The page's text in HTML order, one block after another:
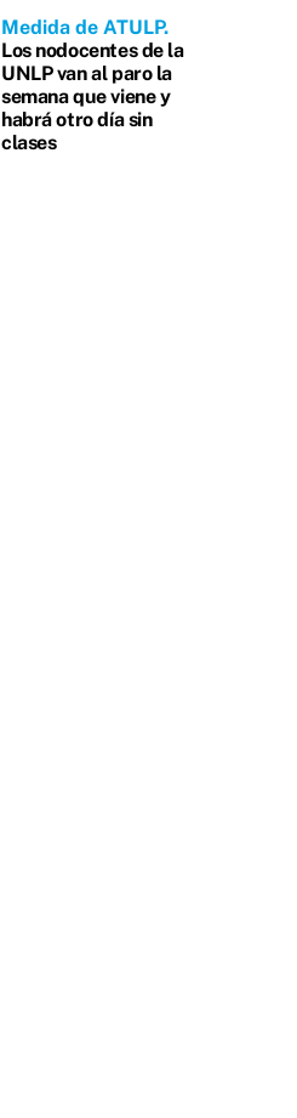
Medida de ATULP
Los nodocentes de la
UNLP van al paro la
semana que viene y
habrá otro día sin
clases